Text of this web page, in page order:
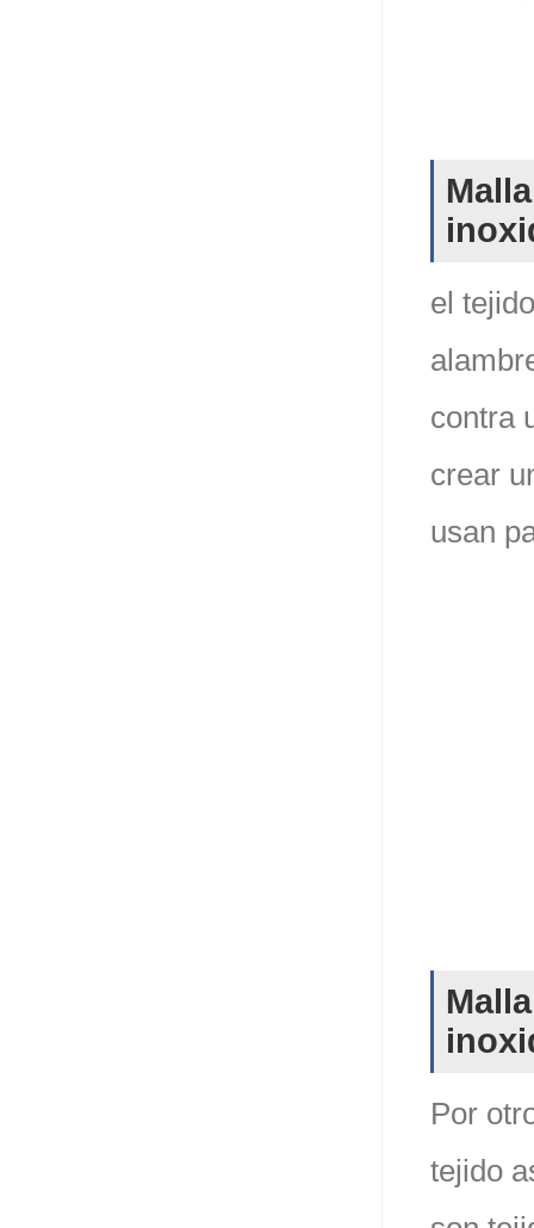
el
contra
crear
usan
Por
tejido